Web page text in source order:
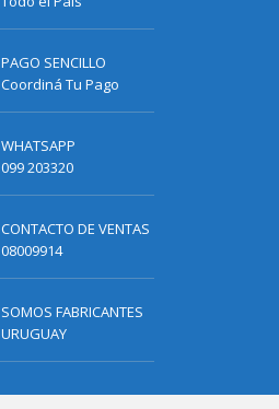
PAGO SENCILLO
Coordiná Tu Pago
WHATSAPP
099 203320
CONTACTO DE VENTAS
08009914
SOMOS FABRICANTES
URUGUAY